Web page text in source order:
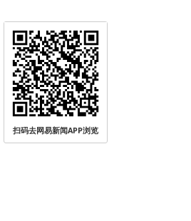
扫码去网易新闻APP浏览